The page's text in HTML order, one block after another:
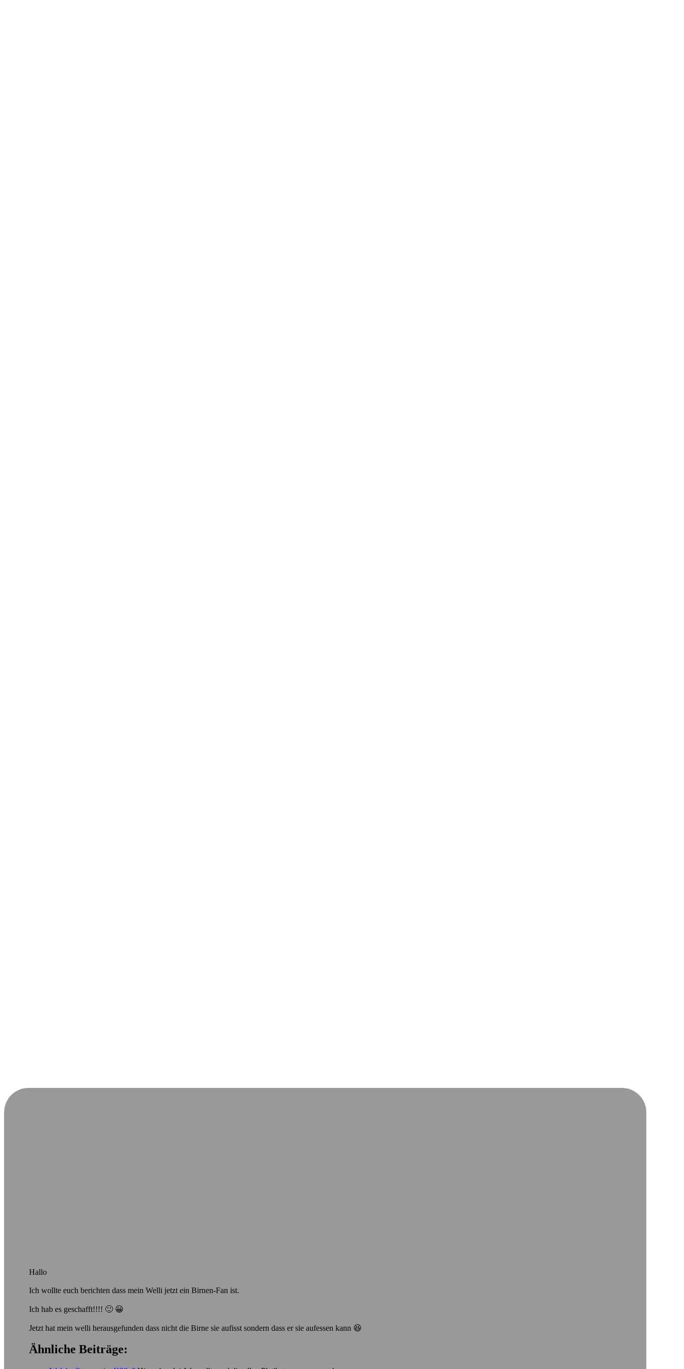
Hallo
Ich wollte euch berichten dass mein Welli jetzt ein Birnen-Fan ist.
Ich hab es geschafft!!!! 🙂 😀
Jetzt hat mein welli herausgefunden dass nicht die Birne sie aufisst sondern dass er sie aufessen kann 😆
Ähnliche Beiträge: